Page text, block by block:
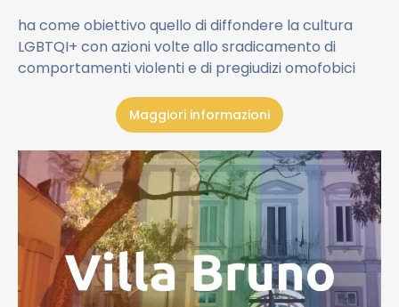
ha come obiettivo quello di diffondere la cultura
LGBTQI+ con azioni volte allo sradicamento di
comportamenti violenti e di pregiudizi omofobici
Maggiori informazioni